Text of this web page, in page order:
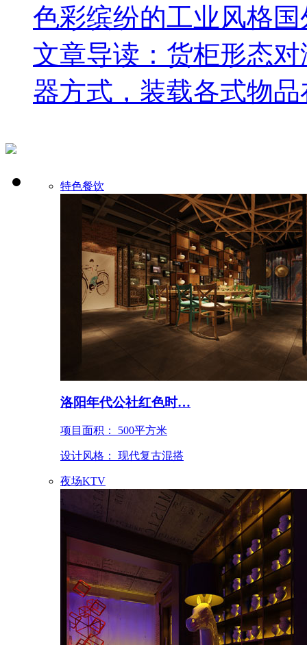
色彩缤纷的工业风格
文章导读：货柜形态
器方式，装载各式物
特色餐饮
洛阳年代公社红色时…
项目面积： 500平方米
设计风格： 现代复古混搭
夜场KTV